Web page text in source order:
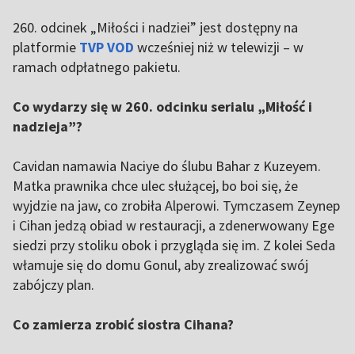
260. odcinek „Miłości i nadziei” jest dostępny na
platformie TVP VOD wcześniej niż w telewizji – w
ramach odpłatnego pakietu.
Co wydarzy się w 260. odcinku serialu „Miłość i
nadzieja”?
Cavidan namawia Naciye do ślubu Bahar z Kuzeyem.
Matka prawnika chce ulec służącej, bo boi się, że
wyjdzie na jaw, co zrobiła Alperowi. Tymczasem Zeynep
i Cihan jedzą obiad w restauracji, a zdenerwowany Ege
siedzi przy stoliku obok i przygląda się im. Z kolei Seda
włamuje się do domu Gonul, aby zrealizować swój
zabójczy plan.
Co zamierza zrobić siostra Cihana?